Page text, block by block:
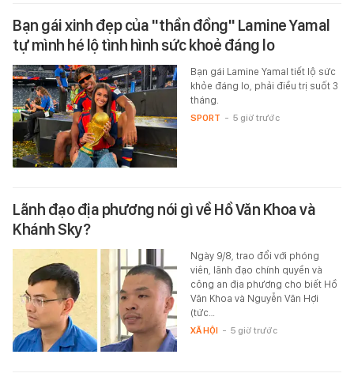
Bạn gái xinh đẹp của "thần đồng" Lamine Yamal
tự mình hé lộ tình hình sức khoẻ đáng lo
Bạn gái Lamine Yamal tiết lộ sức
khỏe đáng lo, phải điều trị suốt 3
tháng.
SPORT - 5 giờ trước
Lãnh đạo địa phương nói gì về Hồ Văn Khoa và
Khánh Sky?
Ngày 9/8, trao đổi với phóng
viên, lãnh đạo chính quyền và
công an địa phương cho biết Hồ
Văn Khoa và Nguyễn Văn Hợi
(tức…
XÃ HỘI - 5 giờ trước